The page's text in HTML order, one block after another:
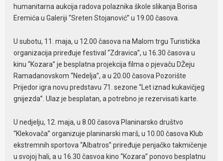
humanitarna aukcija radova polaznika škole slikanja Borisa
Eremića u Galeriji “Sreten Stojanović” u 19.00 časova.
U subotu, 11. maja, u 12.00 časova na Malom trgu Turistička
organizacija priređuje festival “Zdravica”, u 16.30 časova u
kinu “Kozara” je besplatna projekcija filma o pjevaču DŽeju
Ramadanovskom “Nedelja”, a u 20.00 časova Pozorište
Prijedor igra novu predstavu 71. sezone “Let iznad kukavičjeg
gnijezda”. Ulaz je besplatan, a potrebno je rezervisati karte.
U nedjelju, 12. maja, u 8.00 časova Planinarsko društvo
“Klekovača” organizuje planinarski marš, u 10.00 časova Klub
ekstremnih sportova “Albatros” priređuje penjačko takmičenje
u svojoj hali, a u 16.30 časvoa kino “Kozara” ponovo besplatnu